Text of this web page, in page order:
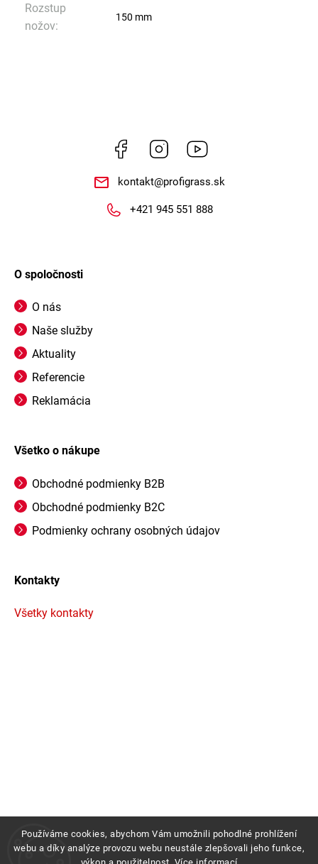
Používáme cookies, abychom Vám umožnili pohodlné prohlížení
webu a díky analýze provozu webu neustále zlepšovali jeho funkce,
Rozstup
nožov:
150 mm
Facebook Instagram
kontakt@profigrass.sk
+421 945 551 888
O spoločnosti
O nás
Naše služby
Aktuality
Referencie
Reklamácia
Všetko o nákupe
Obchodné podmienky B2B
Obchodné podmienky B2C
Podmienky ochrany osobných údajov
Kontakty
Všetky kontakty